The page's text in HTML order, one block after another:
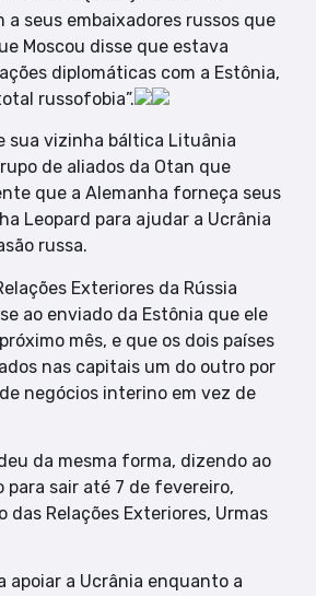
a seus embaixadores russos que
Moscou disse que estava
diplomáticas com a Estônia,
russofobia”.
sua vizinha báltica Lituânia
de aliados da Otan que
que a Alemanha forneça seus
Leopard para ajudar a Ucrânia
russa.
Exteriores da Rússia
ao enviado da Estônia que ele
mês, e que os dois países
nas capitais um do outro por
negócios interino em vez de
da mesma forma, dizendo ao
para sair até 7 de fevereiro,
das Relações Exteriores, Urmas
apoiar a Ucrânia enquanto a